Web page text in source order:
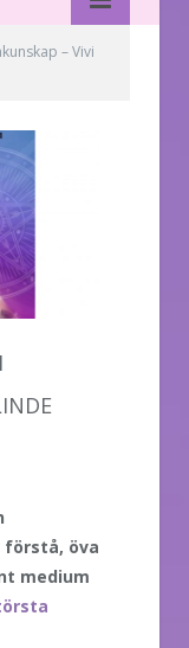
– Vivi
förstå, öva
medium